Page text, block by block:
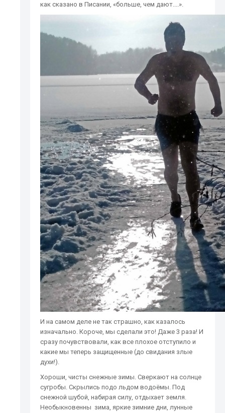
как сказано в Писании, «больше, чем дают....».
И на самом деле не так страшно, как казалось
изначально. Короче, мы сделали это! Даже 3 раза! И
сразу почувствовали, как все плохое отступило и
какие мы теперь защищенные (до свидания злые
духи!).
Хороши, чисты снежные зимы. Сверкают на солнце
сугробы. Скрылись подо льдом водоёмы. Под
снежной шубой, набирая силу, отдыхает земля.
Необыкновенны зима, яркие зимние дни, лунные